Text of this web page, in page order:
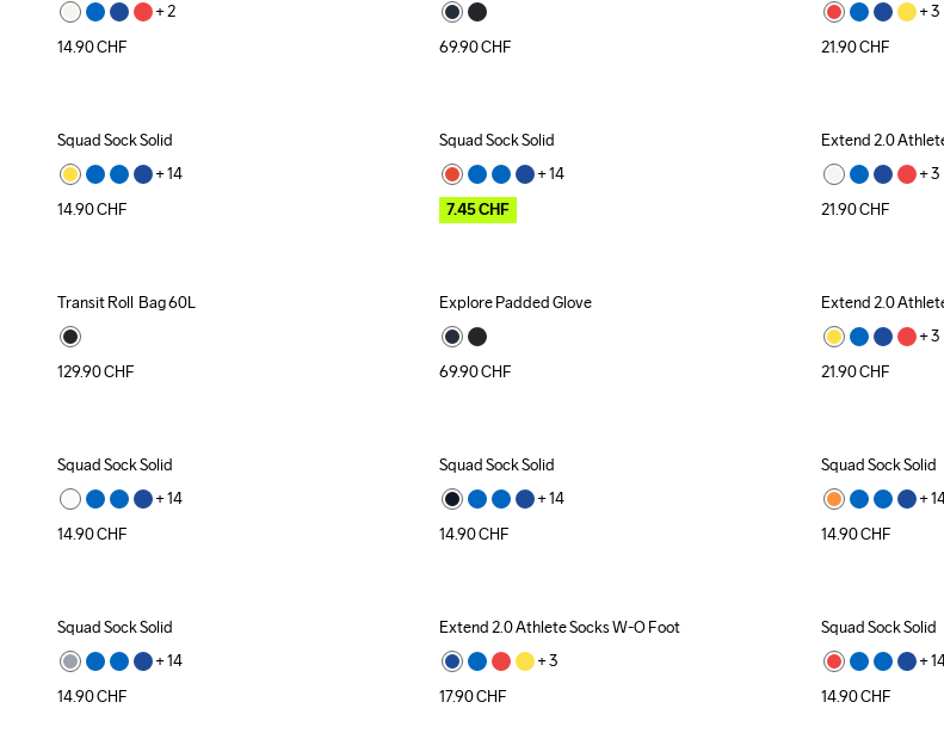
+ 2
14.90CHF 69.90CHF
+ 3
21.90CHF
Squad Sock Solid
+ 14
14.90CHF
Outlet
Squad Sock Solid
+ 14
7.45CHF
Extend 2.0
+ 3
21.90CHF
Transit Roll  Bag 60L
129.90CHF
Explore Padded Glove
69.90CHF
Extend 2.0
+ 3
21.90CHF
Squad Sock Solid
+ 14
14.90CHF
Squad Sock Solid
+ 14
14.90CHF
Squad Sock Solid
+
14.90CHF
Squad Sock Solid
+ 14
14.90CHF
Extend 2.0 Athlete Socks W-O Foot
+ 3
17.90CHF
Squad Sock Solid
+
14.90CHF